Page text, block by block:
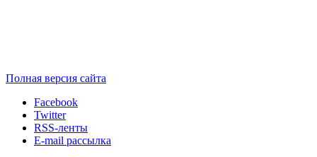
Полная версия сайта
Facebook
Twitter
RSS-ленты
E-mail рассылка